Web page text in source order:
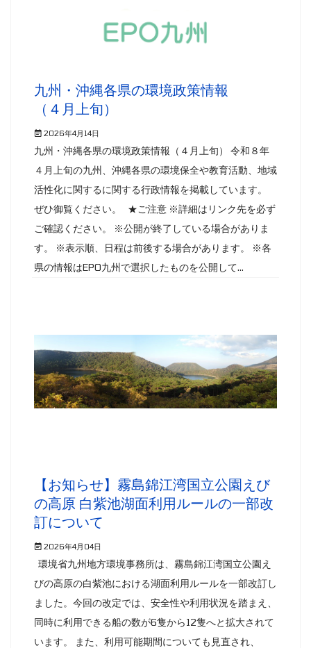
九州・沖縄各県の環境政策情報
（４月上旬）
2026年4月14日
九州・沖縄各県の環境政策情報（４月上旬） 令和８年
４月上旬の九州、沖縄各県の環境保全や教育活動、地域
活性化に関するに関する行政情報を掲載しています。
ぜひ御覧ください。 ★ご注意 ※詳細はリンク先を必ず
ご確認ください。 ※公開が終了している場合がありま
す。 ※表示順、日程は前後する場合があります。 ※各
県の情報はEPO九州で選択したものを公開して...
【お知らせ】霧島錦江湾国立公園えび
の高原 白紫池湖面利用ルールの一部改
訂について
2026年4月04日
環境省九州地方環境事務所は、霧島錦江湾国立公園え
びの高原の白紫池における湖面利用ルールを一部改訂し
ました。今回の改定では、安全性や利用状況を踏まえ、
同時に利用できる船の数が6隻から12隻へと拡大されて
います。 また、利用可能期間についても見直され、